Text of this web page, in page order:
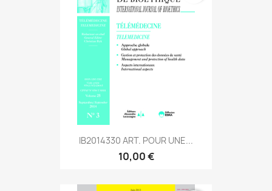
IB2014330 ART. POUR UNE...
10,00 €